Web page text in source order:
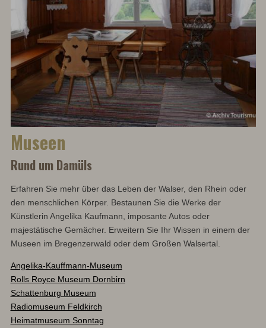
Museen
Rund um Damüls
Erfahren Sie mehr über das Leben der Walser, den Rhein oder
den menschlichen Körper. Bestaunen Sie die Werke der
Künstlerin Angelika Kaufmann, imposante Autos oder
majestätische Gemächer. Erweitern Sie Ihr Wissen in einem der
Museen im Bregenzerwald oder dem Großen Walsertal.
Angelika-Kauffmann-Museum
Rolls Royce Museum Dornbirn
Schattenburg Museum
Radiomuseum Feldkirch
Heimatmuseum Sonntag